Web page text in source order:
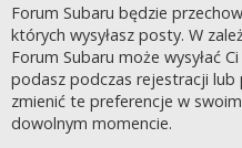
Forum Subaru będzie
których wysyłasz posty. W
Forum Subaru może wysyłać
podasz podczas rejestracji lub
zmienić te preferencje w
dowolnym momencie.